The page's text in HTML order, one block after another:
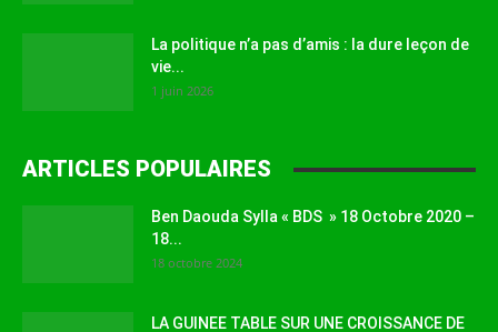
La politique n’a pas d’amis : la dure leçon de
vie...
1 juin 2026
ARTICLES POPULAIRES
Ben Daouda Sylla « BDS » 18 Octobre 2020 –
18...
18 octobre 2024
LA GUINEE TABLE SUR UNE CROISSANCE DE